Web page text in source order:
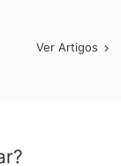
Ver Artigos